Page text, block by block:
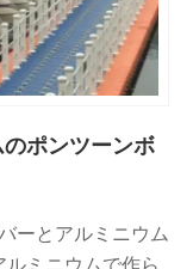
ポンツーンボ
ーとアルミニウム